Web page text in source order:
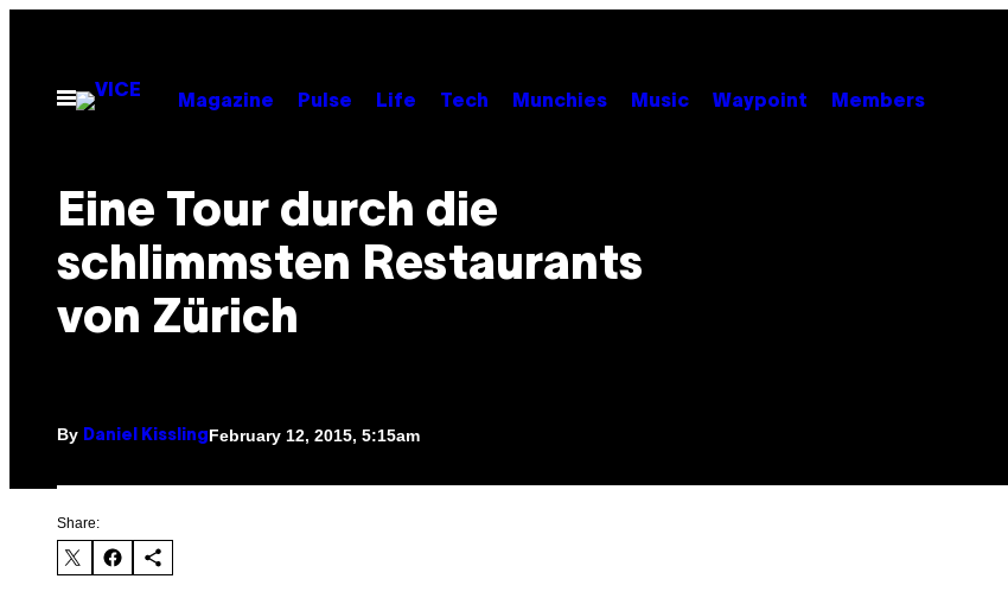
contentOpen
Menu
Magazine Pulse Life Tech Munchies Music Waypoint Members
Eine Tour durch die
schlimmsten Restaurants
von Zürich
By Daniel Kissling February 12, 2015, 5:15am
Share: